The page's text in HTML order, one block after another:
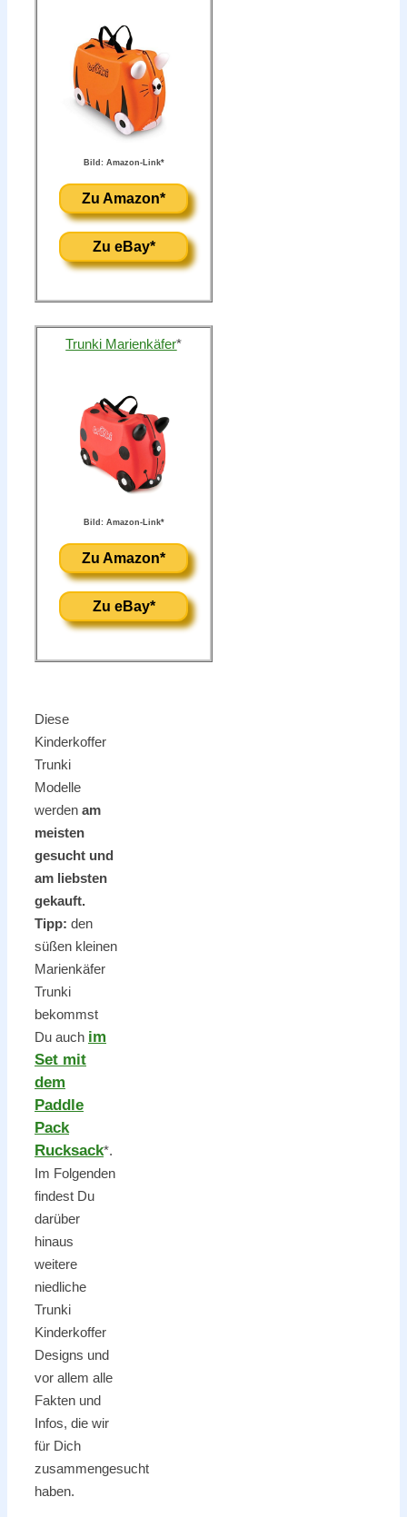
Bild: Amazon-Link*
Zu Amazon*
Zu eBay*
Trunki Marienkäfer*
Bild: Amazon-Link*
Zu Amazon*
Zu eBay*
Diese
Kinderkoffer
Trunki
Modelle
werden am
meisten
gesucht und
am liebsten
gekauft.
Tipp: den
süßen kleinen
Marienkäfer
Trunki
bekommst
Du auch im
Set mit
dem
Paddle
Pack
Rucksack*.
Im Folgenden
findest Du
darüber
hinaus
weitere
niedliche
Trunki
Kinderkoffer
Designs und
vor allem alle
Fakten und
Infos, die wir
für Dich
zusammengesucht
haben.